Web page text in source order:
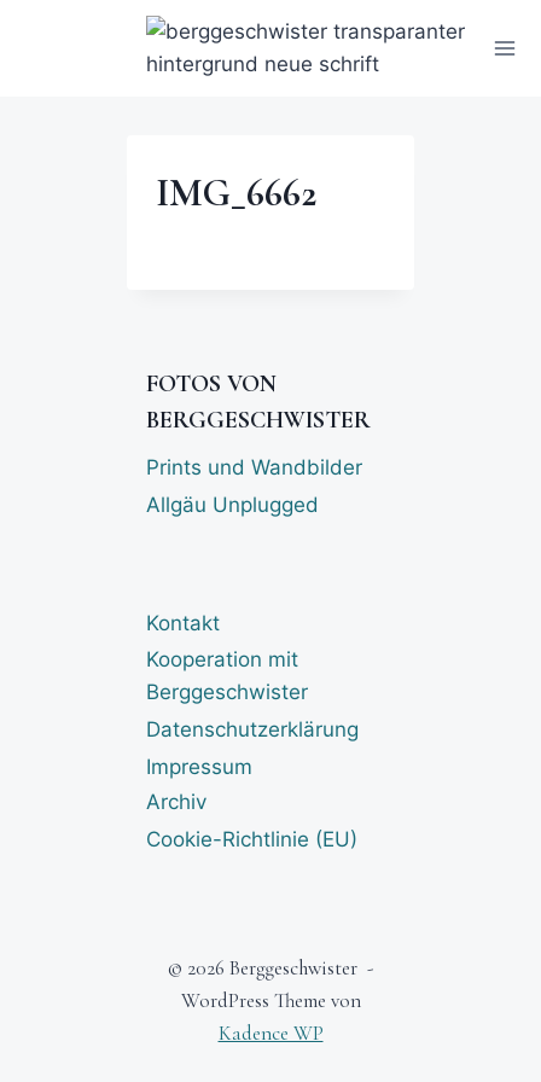
IMG_6662
FOTOS VON
BERGGESCHWISTER
Prints und Wandbilder
Allgäu Unplugged
Kontakt
Kooperation mit
Berggeschwister
Datenschutzerklärung
Impressum
Archiv
Cookie-Richtlinie (EU)
© 2026 Berggeschwister -
WordPress Theme von
Kadence WP